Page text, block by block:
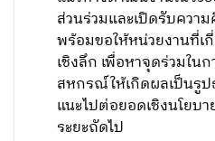
ส่วนร่วมและเปิดรับควา
พร้อมขอให้หน่วยงานที่เ
เชิงลึก เพื่อหาจุดร่วมใน
สหกรณ์ให้เกิดผลเป็นรูป
แนะไปต่อยอดเชิงนโยบ
ระยะถัดไป